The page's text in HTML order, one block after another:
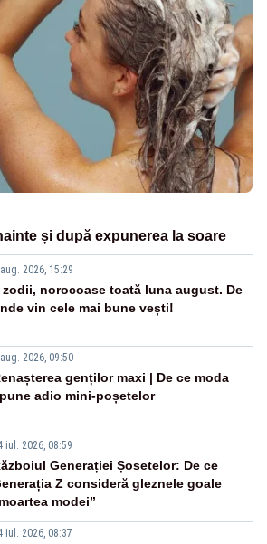
și după expunerea la soare
2026, 15:29
zodii, norocoase toată luna august. De
vin cele mai bune vești!
2026, 09:50
genților maxi | De ce moda
adio mini-poșetelor
iul. 2026, 08:59
Generației Șosetelor: De ce
Z consideră gleznele goale
modei”
iul. 2026, 08:37